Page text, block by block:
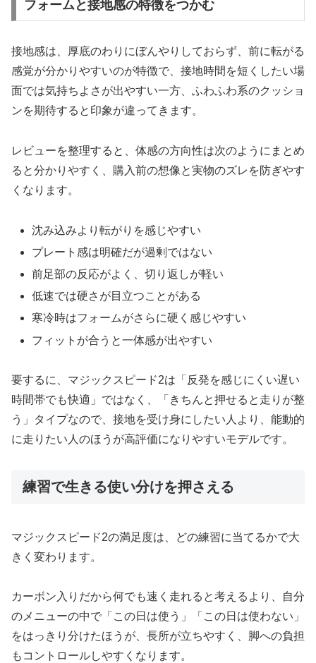
フォームと接地感の特徴をつかむ
接地感は、厚底のわりにぼんやりしておらず、前に転がる
感覚が分かりやすいのが特徴で、接地時間を短くしたい場
面では気持ちよさが出やすい一方、ふわふわ系のクッショ
ンを期待すると印象が違ってきます。
レビューを整理すると、体感の方向性は次のようにまとめ
ると分かりやすく、購入前の想像と実物のズレを防ぎやす
くなります。
沈み込みより転がりを感じやすい
プレート感は明確だが過剰ではない
前足部の反応がよく、切り返しが軽い
低速では硬さが目立つことがある
寒冷時はフォームがさらに硬く感じやすい
フィットが合うと一体感が出やすい
要するに、マジックスピード2は「反発を感じにくい遅い
時間帯でも快適」ではなく、「きちんと押せると走りが整
う」タイプなので、接地を受け身にしたい人より、能動的
に走りたい人のほうが高評価になりやすいモデルです。
練習で生きる使い分けを押さえる
マジックスピード2の満足度は、どの練習に当てるかで大
きく変わります。
カーボン入りだから何でも速く走れると考えるより、自分
のメニューの中で「この日は使う」「この日は使わない」
をはっきり分けたほうが、長所が立ちやすく、脚への負担
もコントロールしやすくなります。